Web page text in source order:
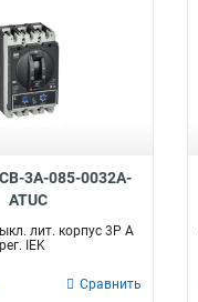
3A-085-0032A-
ATUC
лит. корпус 3P A
IEK
Сравнить